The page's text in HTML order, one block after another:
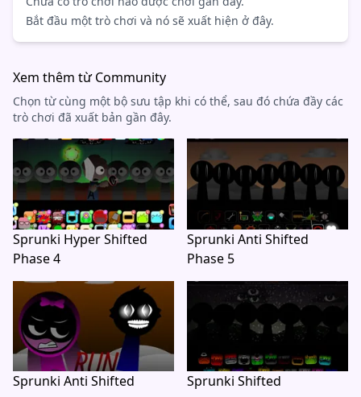
Bắt đầu một trò chơi và nó sẽ xuất hiện ở đây.
Xem thêm từ Community
Chọn từ cùng một bộ sưu tập khi có thể, sau đó chứa đầy các
trò chơi đã xuất bản gần đây.
Sprunki Hyper Shifted
Phase 4
Sprunki Anti Shifted
Phase 5
Sprunki Anti Shifted Sprunki Shifted